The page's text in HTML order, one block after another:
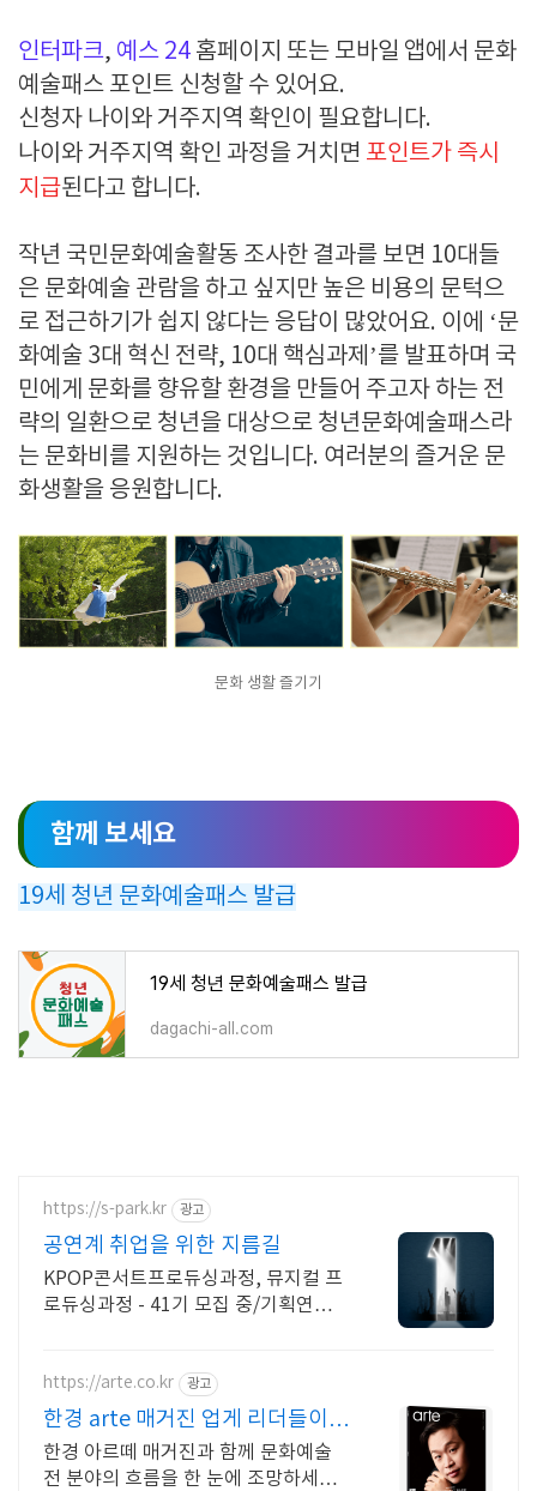
인터파크, 예스 24 홈페이지 또는 모바일 앱에서 문화
예술패스 포인트 신청할 수 있어요.
신청자 나이와 거주지역 확인이 필요합니다.
나이와 거주지역 확인 과정을 거치면 포인트가 즉시
지급된다고 합니다.
작년 국민문화예술활동 조사한 결과를 보면 10대들
은 문화예술 관람을 하고 싶지만 높은 비용의 문턱으
로 접근하기가 쉽지 않다는 응답이 많았어요. 이에 ‘문
화예술 3대 혁신 전략, 10대 핵심과제 ’를 발표하며 국
민에게 문화를 향유할 환경을 만들어 주고자 하는 전
략의 일환으로 청년을 대상으로 청년문화예술패스라
는 문화비를 지원하는 것입니다. 여러분의 즐거운 문
화생활을 응원합니다.
문화 생활 즐기기
함께 보세요
19세 청년 문화예술패스 발급
19세 청년 문화예술패스 발급
dagachi-all.com
https://s-park.kr 광고
공연계 취업을 위한 지름길
KPOP콘서트프로듀싱과정, 뮤지컬 프
로듀싱과정 - 41기 모집 중/기획연출무
책임집니다
https://arte.co.kr 광고
한경 arte 매거진 업게 리더들이
선택한 매거진
한경 아르떼 매거진과 함께 문화예술
전 분야의 흐름을 한 눈에 조망하세요.